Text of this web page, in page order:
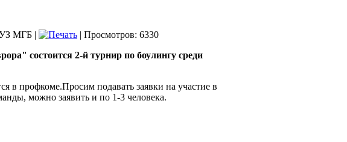
МГБ |
| Просмотров: 6330
состоится 2-й турнир по боулингу среди
в профкоме.Просим подавать заявки на участие в
можно заявить и по 1-3 человека.